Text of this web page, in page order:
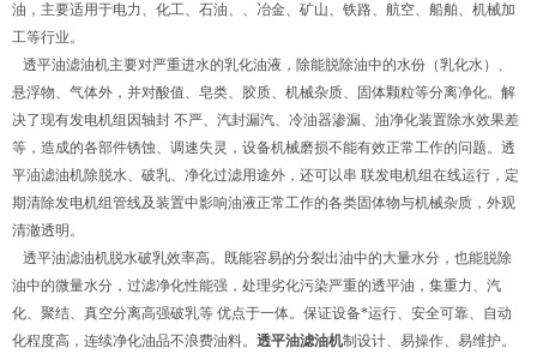
油，主要适用于电力、化工、石油、、冶金、矿山、铁路、航空、船舶、机械加
工等行业。
透平油滤油机主要对严重进水的乳化油液，除能脱除油中的水份（乳化水）、
悬浮物、气体外，并对酸值、皂类、胶质、机械杂质、固体颗粒等分离净化。解
决了现有发电机组因轴封 不严、汽封漏汽、冷油器渗漏、油净化装置除水效果差
等，造成的各部件锈蚀、调速失灵，设备机械磨损不能有效正常工作的问题。透
平油滤油机除脱水、破乳、净化过滤用途外，还可以串 联发电机组在线运行，定
期清除发电机组管线及装置中影响油液正常工作的各类固体物与机械杂质，外观
清澈透明。
透平油滤油机脱水破乳效率高。既能容易的分裂出油中的大量水分，也能脱除
油中的微量水分，过滤净化性能强，处理劣化污染严重的透平油，集重力、汽
化、聚结、真空分离高强破乳等 优点于一体。保证设备*运行、安全可靠、自动
化程度高，连续净化油品不浪费油料。 透平油滤油机制设计、易操作、易维护。